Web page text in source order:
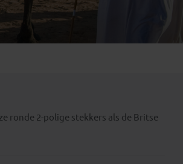
(1)
ronde 2-polige stekkers als de Britse